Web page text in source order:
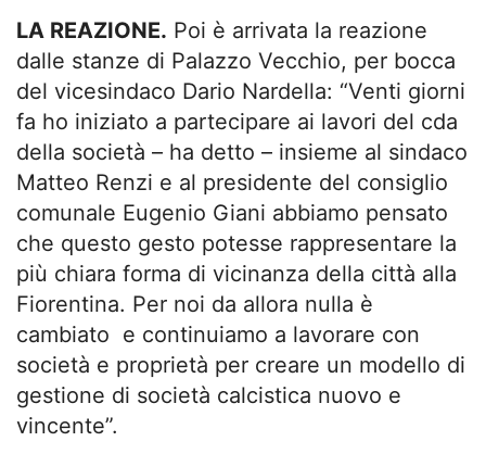
LA REAZIONE. Poi è arrivata la reazione
dalle stanze di Palazzo Vecchio, per bocca
del vicesindaco Dario Nardella: “Venti giorni
fa ho iniziato a partecipare ai lavori del cda
della società – ha detto – insieme al sindaco
Matteo Renzi e al presidente del consiglio
comunale Eugenio Giani abbiamo pensato
che questo gesto potesse rappresentare la
più chiara forma di vicinanza della città alla
Fiorentina. Per noi da allora nulla è
cambiato e continuiamo a lavorare con
società e proprietà per creare un modello di
gestione di società calcistica nuovo e
vincente”.